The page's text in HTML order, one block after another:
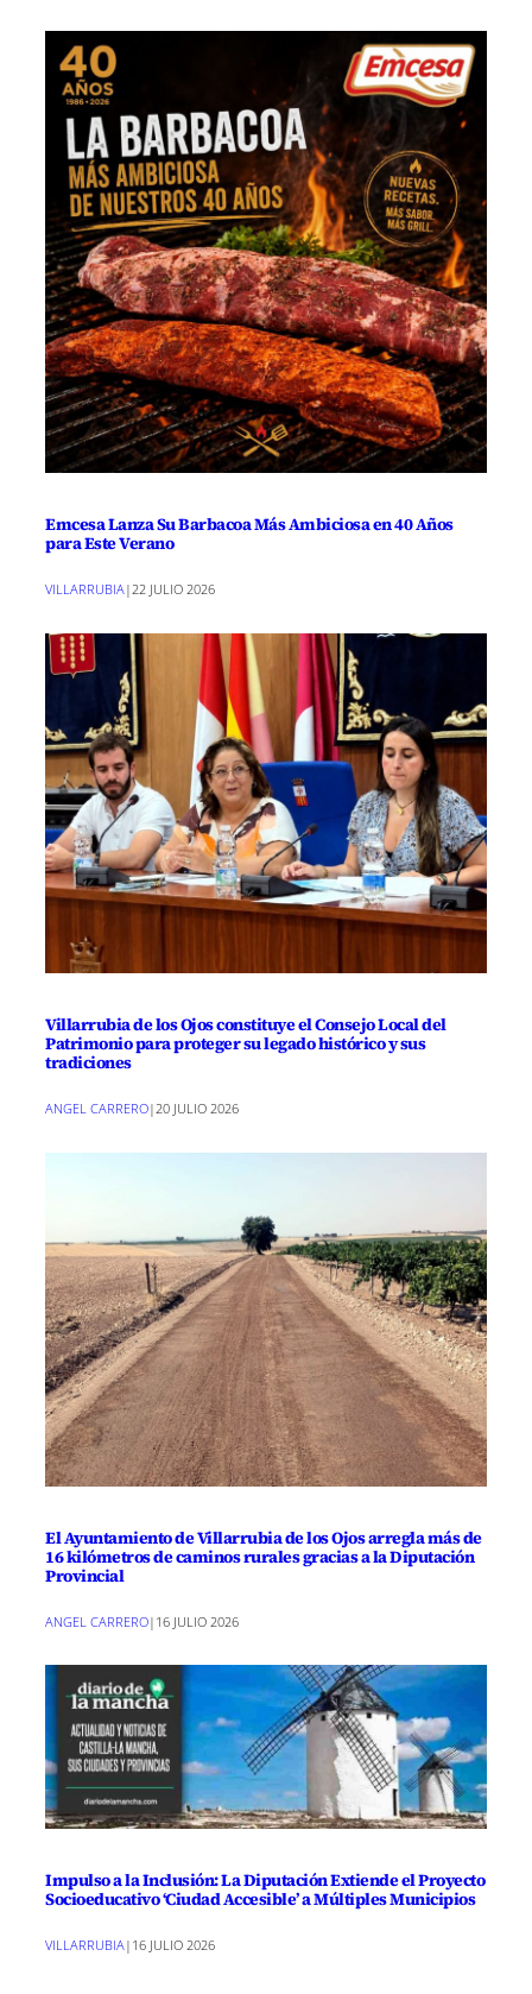
Emcesa Lanza Su Barbacoa Más Ambiciosa en 40 Años
para Este Verano
VILLARRUBIA | 22 JULIO 2026
Villarrubia de los Ojos constituye el Consejo Local del
Patrimonio para proteger su legado histórico y sus
tradiciones
ANGEL CARRERO|20 JULIO 2026
El Ayuntamiento de Villarrubia de los Ojos arregla más de
16 kilómetros de caminos rurales gracias a la Diputación
Provincial
ANGEL CARRERO| 16 JULIO 2026
Impulso a la Inclusión: La Diputación Extiende el Proyecto
Socioeducativo ‘Ciudad Accesible’ a Múltiples Municipios
VILLARRUBIA | 16 JULIO 2026